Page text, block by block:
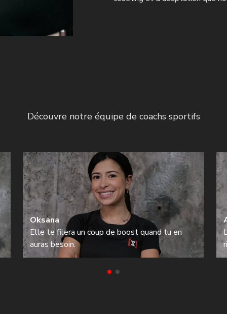
Découvre notre équipe de coachs sportifs
Oksana
Elle te filera un coup de boost quand tu en
auras besoin.